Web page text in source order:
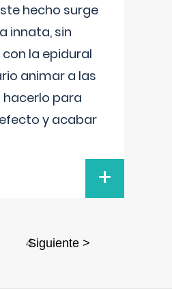
hecho surge
innata, sin
la epidural
animar a las
hacerlo para
y acabar
+
4
Siguiente >